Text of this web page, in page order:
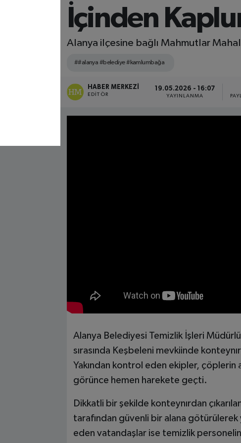
İçinden
Alanya ilçesine bağlı Mahmutlar
##alanya #belediye #kamlumbağa
HABER MERKEZI
EDITÖR
19.05.2026 - 16:07
YAYINLANMA
Alanya Belediyesi Temizlik İşleri
sırasında Keşbeleni mevkiinde
Yakından kontrol eden ekipler, çöplerin
görünce hemen harekete geçti.
Dikkatli bir şekilde konteynırdan
tarafından güvenli bir alana götürülerek
eden vatandaşlar ise temizlik personelinin